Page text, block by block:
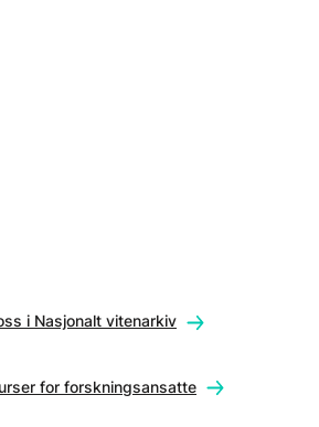
i Nasjonalt vitenarkiv
for forskningsansatte